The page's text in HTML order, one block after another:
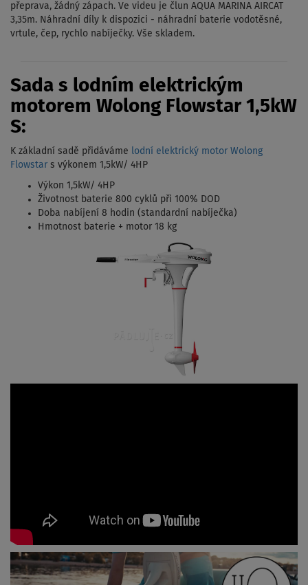
přeprava, žádný zápach. Ve videu je člun AQUA MARINA AIRCAT
3,35m. Náhradní díly k dispozici - náhradní baterie vodotěsné,
vrtule, čep, rychlo nabíječky. Vše skladem.
Sada s lodním elektrickým
motorem Wolong Flowstar 1,5kW
S:
K základní sadě přidáváme lodní elektrický motor Wolong
Flowstar s výkonem 1,5kW/ 4HP
Výkon 1,5kW/ 4HP
Životnost baterie 800 cyklů při 100% DOD
Doba nabíjení 8 hodin (standardní nabíječka)
Hmotnost baterie + motor 18 kg